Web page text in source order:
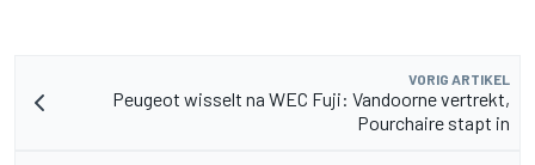
VORIG ARTIKEL
Peugeot wisselt na WEC Fuji: Vandoorne vertrekt,
Pourchaire stapt in